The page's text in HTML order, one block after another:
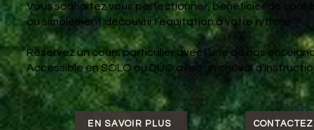
Vous souhaitez vous perfectionner, bénéficier de
ou simplement découvrir l’équitation à votre rythme ?
Réservez un cours particulier avec l’une de nos
Accessible en SOLO ou DUO avec un cheval
EN SAVOIR PLUS